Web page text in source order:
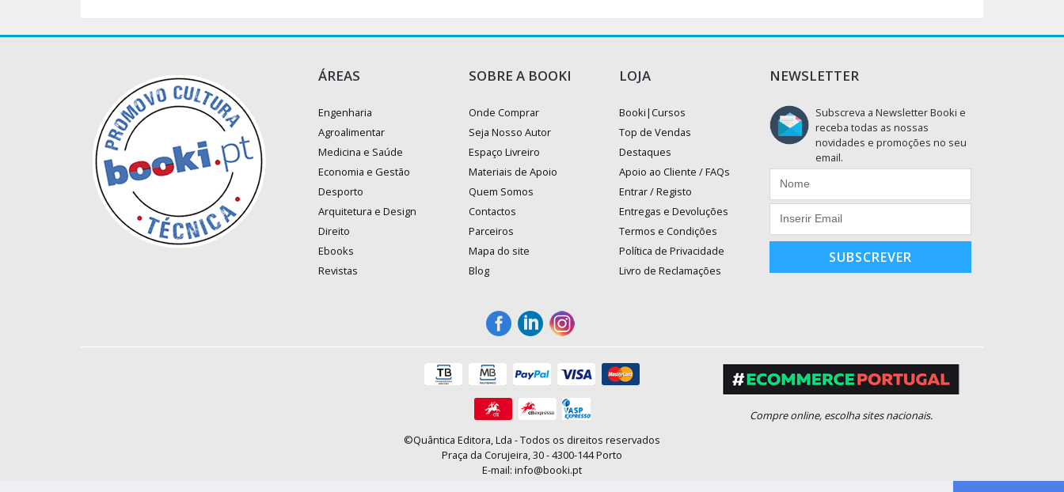
ÁREAS
Engenharia
Agroalimentar
Medicina e Saúde
Economia e Gestão
Desporto
Arquitetura e Design
Direito
Ebooks
Revistas
SOBRE A BOOKI
Onde Comprar
Seja Nosso Autor
Espaço Livreiro
Materiais de Apoio
Quem Somos
Contactos
Parceiros
Mapa do site
Blog
LOJA
Booki|Cursos
Top de Vendas
Destaques
Apoio ao Cliente / FAQs
Entrar / Registo
Entregas e Devoluções
Termos e Condições
Política de Privacidade
Livro de Reclamações
NEWSLETTER
Subscreva a Newsletter Booki e
receba todas as nossas
novidades e promoções no seu
email.
SUBSCREVER
©Quântica Editora, Lda - Todos os direitos reservados
Praça da Corujeira, 30 - 4300-144 Porto
E-mail: info@booki.pt
Compre online, escolha sites nacionais.